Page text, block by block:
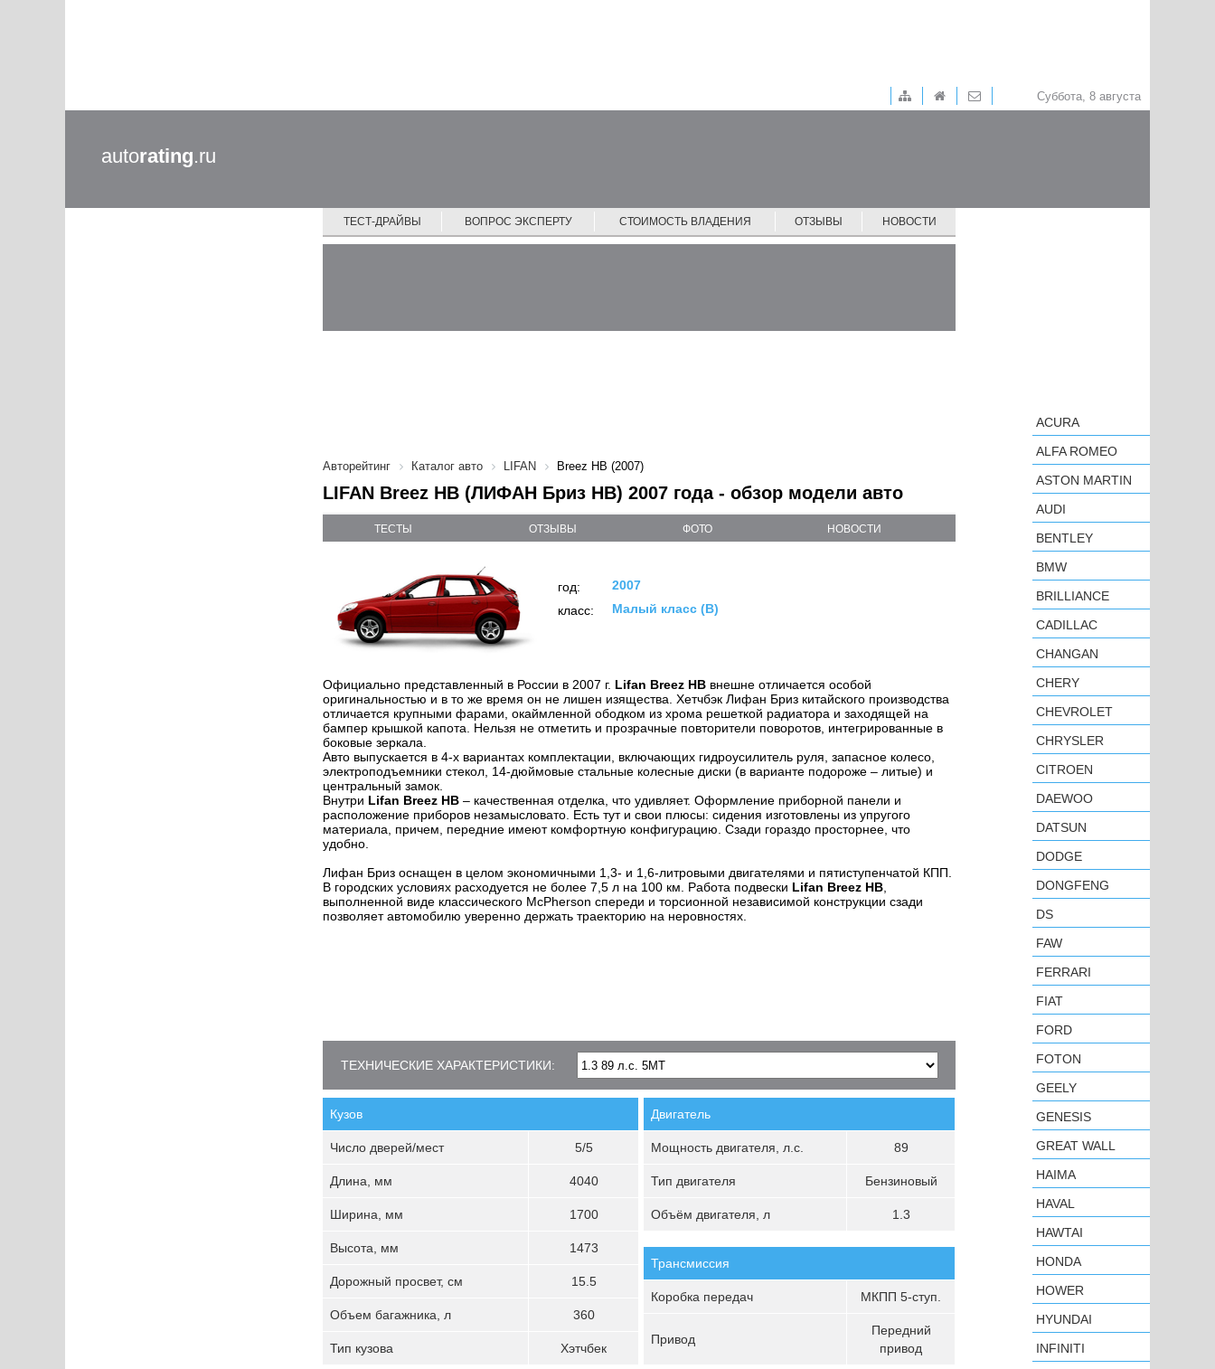
Суббота, 8 августа
autorating.ru
ТЕСТ-ДРАЙВЫ ВОПРОС ЭКСПЕРТУ СТОИМОСТЬ ВЛАДЕНИЯ ОТЗЫВЫ НОВОСТИ
Авторейтинг Каталог авто LIFAN Breez HB (2007)
LIFAN Breez HB (ЛИФАН Бриз HB) 2007 года - обзор модели авто
ТЕСТЫ ОТЗЫВЫ ФОТО НОВОСТИ
год:
2007
класс:
Малый класс (B)
Официально представленный в России в 2007 г. Lifan Breez HB внешне отличается особой
оригинальностью и в то же время он не лишен изящества. Хетчбэк Лифан Бриз китайского производства
отличается крупными фарами, окаймленной ободком из хрома решеткой радиатора и заходящей на
бампер крышкой капота. Нельзя не отметить и прозрачные повторители поворотов, интегрированные в
боковые зеркала.
Авто выпускается в 4-х вариантах комплектации, включающих гидроусилитель руля, запасное колесо,
электроподъемники стекол, 14-дюймовые стальные колесные диски (в варианте подороже – литые) и
центральный замок.
Внутри Lifan Breez HB – качественная отделка, что удивляет. Оформление приборной панели и
расположение приборов незамысловато. Есть тут и свои плюсы: сидения изготовлены из упругого
материала, причем, передние имеют комфортную конфигурацию. Сзади гораздо просторнее, что
удобно.
Лифан Бриз оснащен в целом экономичными 1,3- и 1,6-литровыми двигателями и пятиступенчатой КПП.
В городских условиях расходуется не более 7,5 л на 100 км. Работа подвески Lifan Breez HB
выполненной виде классического McPherson спереди и торсионной независимой конструкции сзади
позволяет автомобилю уверенно держать траекторию на неровностях.
ТЕХНИЧЕСКИЕ ХАРАКТЕРИСТИКИ:
Кузов
Число дверей/мест 5/5
Длина, мм 4040
Ширина, мм 1700
Высота, мм 1473
Дорожный просвет, см 15.5
Объем багажника, л 360
Тип кузова Хэтчбек
Двигатель
Мощность двигателя, л.с. 89
Тип двигателя Бензиновый
Объём двигателя, л 1.3
Трансмиссия
Коробка передач МКПП 5-ступ.
Привод
Передний
привод
ACURA
ALFA ROMEO
ASTON MARTIN
AUDI
BENTLEY
BMW
BRILLIANCE
CADILLAC
CHANGAN
CHERY
CHEVROLET
CHRYSLER
CITROEN
DAEWOO
DATSUN
DODGE
DONGFENG
DS
FAW
FERRARI
FIAT
FORD
FOTON
GEELY
GENESIS
GREAT WALL
HAIMA
HAVAL
HAWTAI
HONDA
HOWER
HYUNDAI
INFINITI